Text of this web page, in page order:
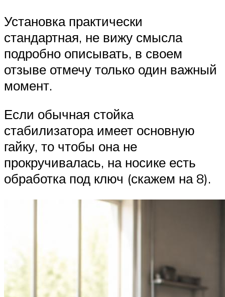
Установка практически
стандартная, не вижу смысла
подробно описывать, в своем
отзыве отмечу только один важный
момент.
Если обычная стойка
стабилизатора имеет основную
гайку, то чтобы она не
прокручивалась, на носике есть
обработка под ключ (скажем на 8).